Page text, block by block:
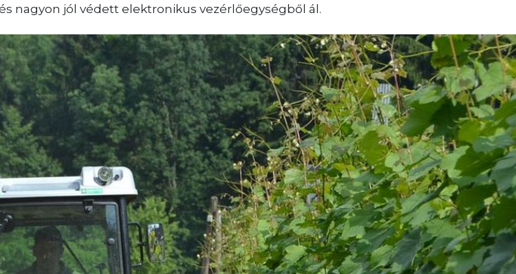
nagyon jól védett elektronikus vezérlőegységből ál.